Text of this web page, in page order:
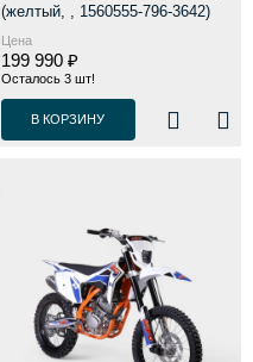
(желтый, , 1560555-796-3642)
Цена
199 990 ₽
Осталось 3 шт!
В КОРЗИНУ